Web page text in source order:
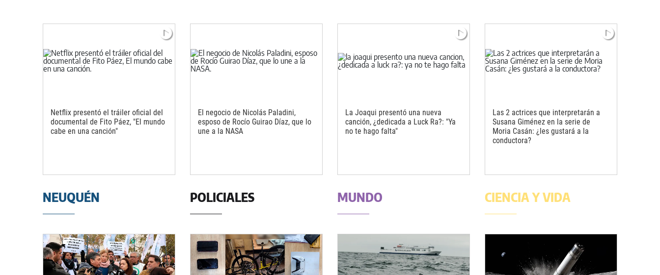
Netflix presentó el tráiler oficial del
documental de Fito Páez, "El mundo
cabe en una canción"
El negocio de Nicolás Paladini,
esposo de Rocío Guirao Díaz, que lo
une a la NASA
La Joaqui presentó una nueva
canción, ¿dedicada a Luck Ra?: "Ya
no te hago falta"
Las 2 actrices que interpretarán a
Susana Giménez en la serie de
Moria Casán: ¿les gustará a la
conductora?
NEUQUÉN POLICIALES MUNDO CIENCIA Y VIDA